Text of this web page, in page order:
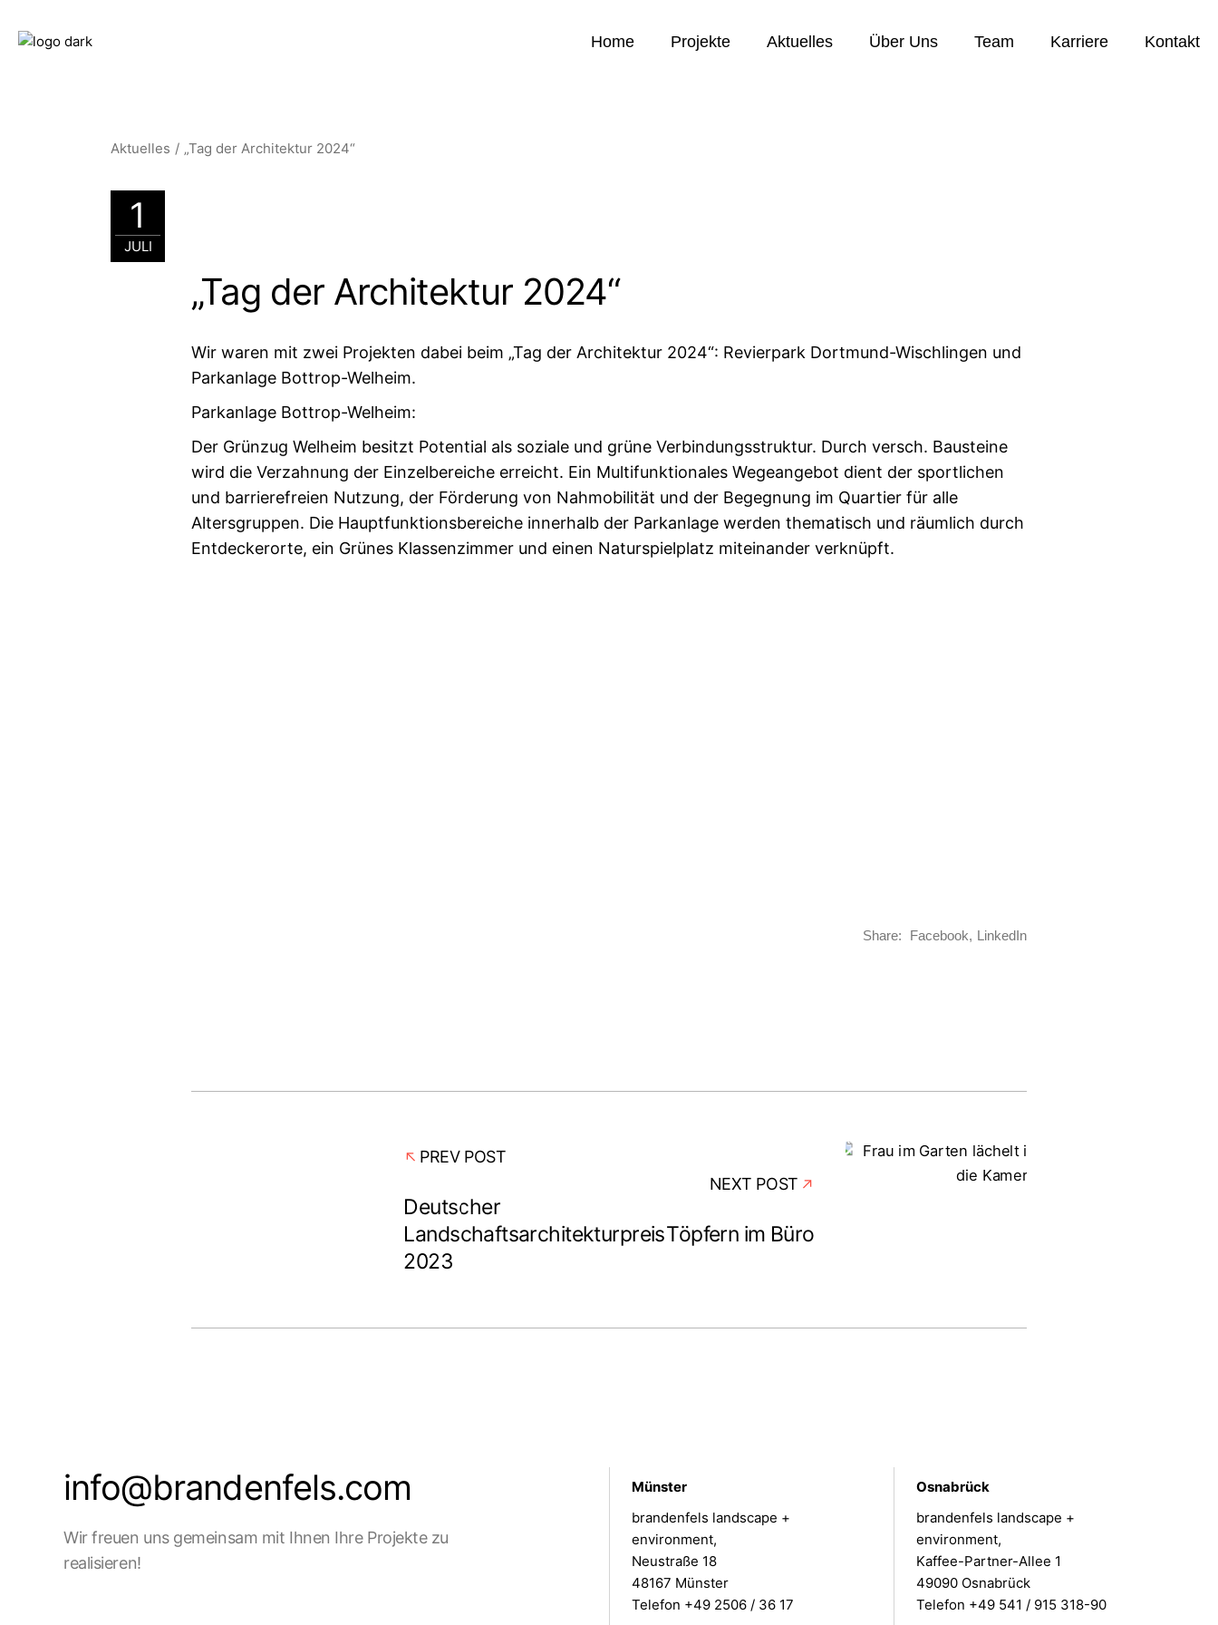
Home Projekte Aktuelles Über Uns Team Karriere Kontakt
Aktuelles „Tag der Architektur 2024“
1
JULI
„Tag der Architektur 2024“
Wir waren mit zwei Projekten dabei beim „Tag der Architektur 2024“: Revierpark Dortmund-Wischlingen und
Parkanlage Bottrop-Welheim.
Parkanlage Bottrop-Welheim:
Der Grünzug Welheim besitzt Potential als soziale und grüne Verbindungsstruktur. Durch versch. Bausteine
wird die Verzahnung der Einzelbereiche erreicht. Ein Multifunktionales Wegeangebot dient der sportlichen
und barrierefreien Nutzung, der Förderung von Nahmobilität und der Begegnung im Quartier für alle
Altersgruppen. Die Hauptfunktionsbereiche innerhalb der Parkanlage werden thematisch und räumlich durch
Entdeckerorte, ein Grünes Klassenzimmer und einen Naturspielplatz miteinander verknüpft.
Share: Facebook LinkedIn
PREV POST
Deutscher
Landschaftsarchitekturpreis
2023
NEXT POST
Töpfern im Büro
info@brandenfels.com
Wir freuen uns gemeinsam mit Ihnen Ihre Projekte zu
realisieren!
Münster
brandenfels landscape +
environment,
Neustraße 18
48167 Münster
Telefon +49 2506 / 36 17
Osnabrück
brandenfels landscape +
environment,
Kaffee-Partner-Allee 1
49090 Osnabrück
Telefon +49 541 / 915 318-90